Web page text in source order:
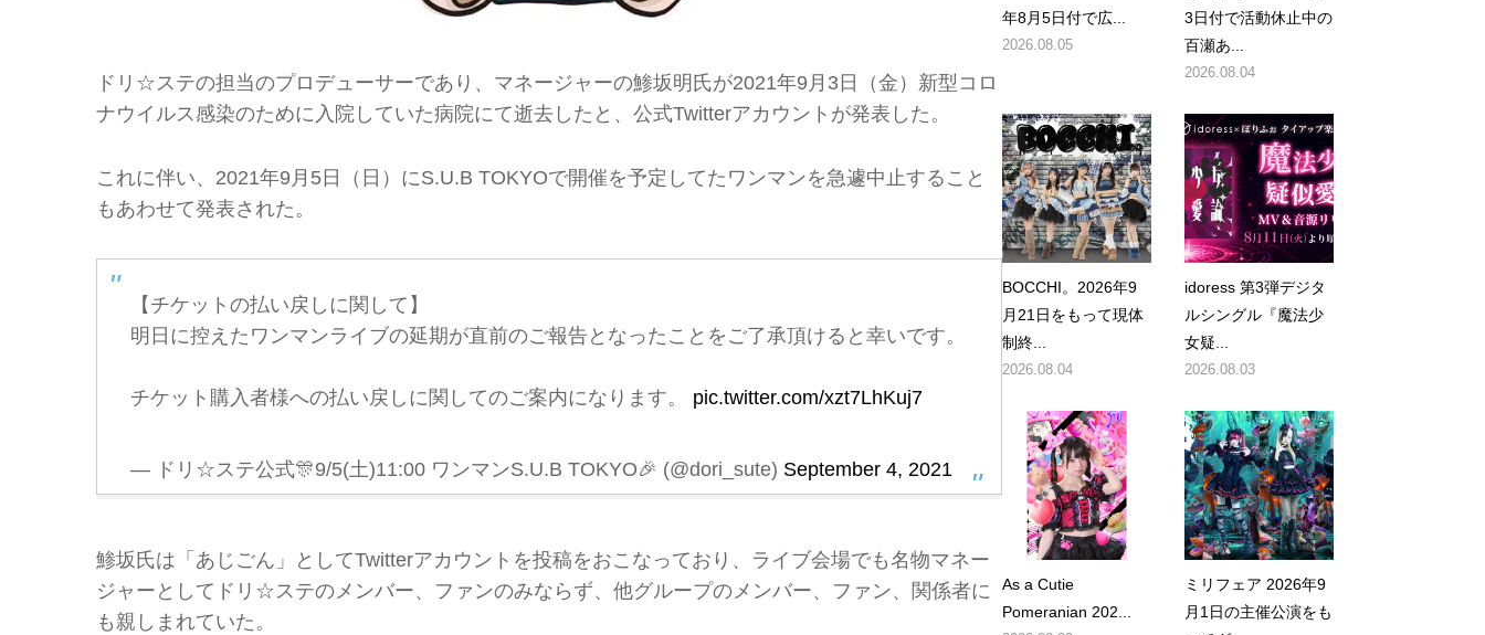
ドリ☆ステの担当のプロデューサーであり、マネージャーの鯵坂明氏が2021年9月3日（金）新型コロ
ナウイルス感染のために入院していた病院にて逝去したと、公式Twitterアカウントが発表した。
これに伴い、2021年9月5日（日）にS.U.B TOKYOで開催を予定してたワンマンを急遽中止すること
もあわせて発表された。
【チケットの払い戻しに関して】
明日に控えたワンマンライブの延期が直前のご報告となったことをご了承頂けると幸いです。
チケット購入者様への払い戻しに関してのご案内になります。 pic.twitter.com/xzt7LhKuj7
— ドリ☆ステ公式🎊9/5(土)11:00 ワンマンS.U.B TOKYO🎉 (@dori_sute) September 4, 2021
鯵坂氏は「あじごん」としてTwitterアカウントを投稿をおこなっており、ライブ会場でも名物マネー
ジャーとしてドリ☆ステのメンバー、ファンのみならず、他グループのメンバー、ファン、関係者に
も親しまれていた。
年8月5日付で広...
2026.08.05
3日付で活動休止中の
百瀬あ...
2026.08.04
BOCCHI。2026年9
月21日をもって現体
制終...
2026.08.04
idoress 第3弾デジタ
ルシングル『魔法少
女疑...
2026.08.03
As a Cutie
Pomeranian 202...
ミリフェア 2026年9
月1日の主催公演をも